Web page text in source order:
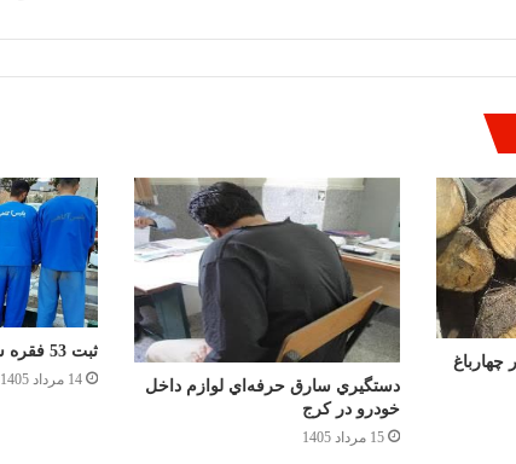
دستگيري سارق حرفه‌اي لوازم داخل
خودرو در کرج
15 مرداد 1405
ثبت 53 فقره سرقت در کرج
14 مرداد 1405